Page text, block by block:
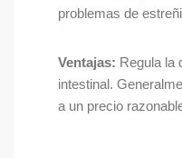
problemas de
Ventajas: Regula la
intestinal.
a un precio